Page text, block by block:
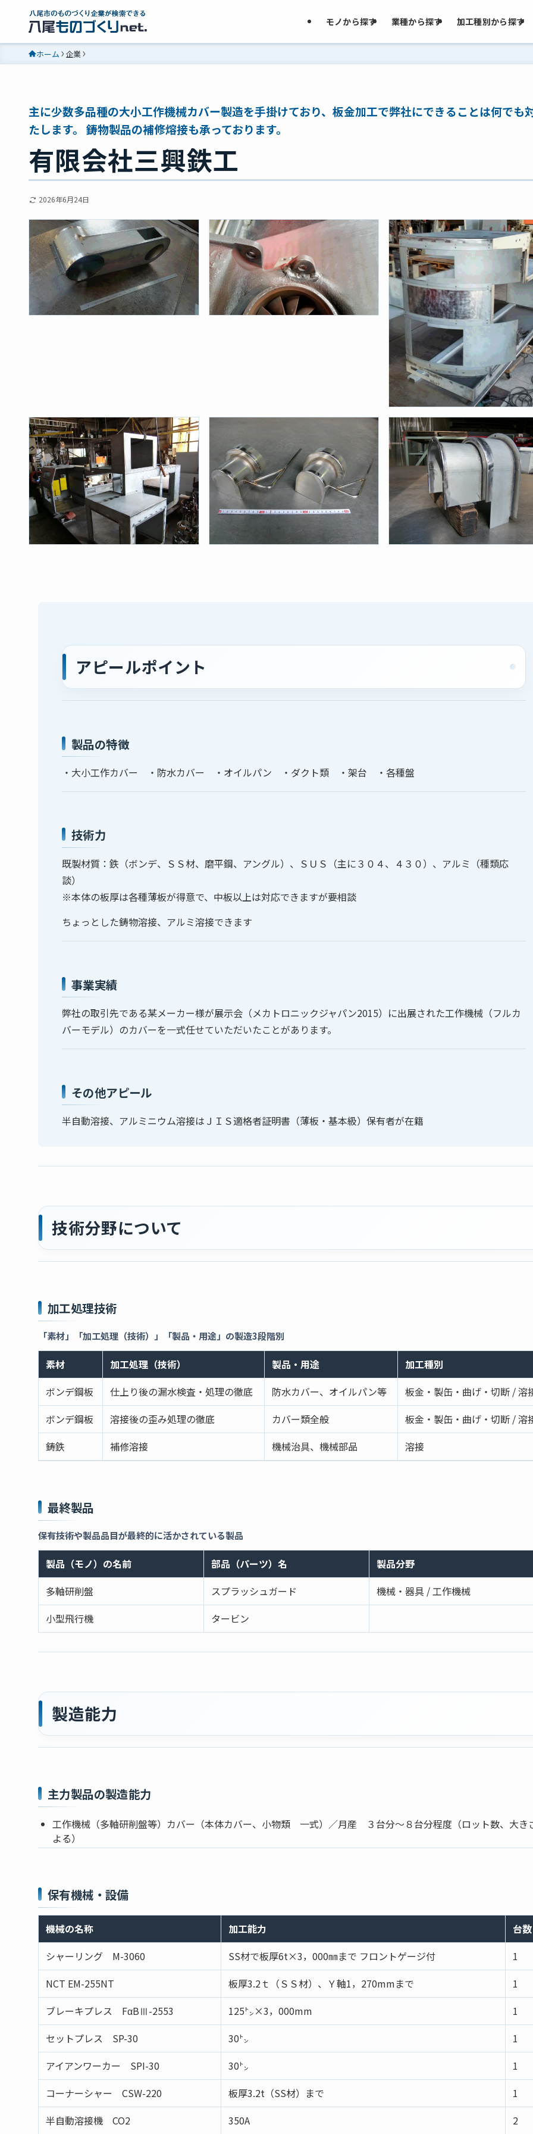
モノから探す 業種から探す 加工種別から探す
ホーム 企業
主に少数多品種の大小工作機械カバー製造を手掛けており、板金加工で弊社にできることは何でも
たします。 鋳物製品の補修熔接も承っております。
有限会社三興鉄工
2026年6月24日
アピールポイント
製品の特徴
・大小工作カバー ・防水カバー ・オイルパン ・ダクト類 ・架台 ・各種盤
技術力
既製材質：鉄（ボンデ、ＳＳ材、磨平鋼、アングル）、ＳＵＳ（主に３０４、４３０）、アルミ（種類応
談）
※本体の板厚は各種薄板が得意で、中板以上は対応できますが要相談
ちょっとした鋳物溶接、アルミ溶接できます
事業実績
弊社の取引先である某メーカー様が展示会（メカトロニックジャパン2015）に出展された工作機械（フルカ
バーモデル）のカバーを一式任せていただいたことがあります。
その他アピール
半自動溶接、アルミニウム溶接はＪＩＳ適格者証明書（薄板・基本級）保有者が在籍
技術分野について
加工処理技術
「素材」「加工処理（技術）」「製品・用途」の製造3段階別
素材 加工処理（技術） 製品・用途
加工種別
ボンデ鋼板
仕上り後の漏水検査・処理の徹底 防水カバー、オイルパン等
板金・製缶・曲げ・切断 / 溶
ボンデ鋼板
溶接後の歪み処理の徹底 カバー類全般
板金・製缶・曲げ・切断 / 溶
鋳鉄
補修溶接 機械治具、機械部品 溶接
最終製品
保有技術や製品品目が最終的に活かされている製品
製品（モノ）の名前 部品（パーツ）名
製品分野
多軸研削盤
スプラッシュガード
機械・器具 / 工作機械
小型飛行機
タービン
製造能力
主力製品の製造能力
工作機械（多軸研削盤等）カバー（本体カバー、小物類 一式）／月産 ３台分～８台分程度（ロット数、大き
よる）
保有機械・設備
機械の名称 加工能力
台数
シャーリング M-3060
SS材で板厚6t×3，000㎜まで フロントゲージ付
1
NCT EM-255NT
板厚3.2ｔ（ＳＳ材）、Ｙ軸1，270mmまで
1
ブレーキプレス FαBⅢ-2553
125㌧×3，000mm
1
セットプレス SP-30
30㌧
1
アイアンワーカー SPI-30
30㌧
1
コーナーシャー CSW-220
板厚3.2t（SS材）まで
1
半自動溶接機 CO2
350A 2